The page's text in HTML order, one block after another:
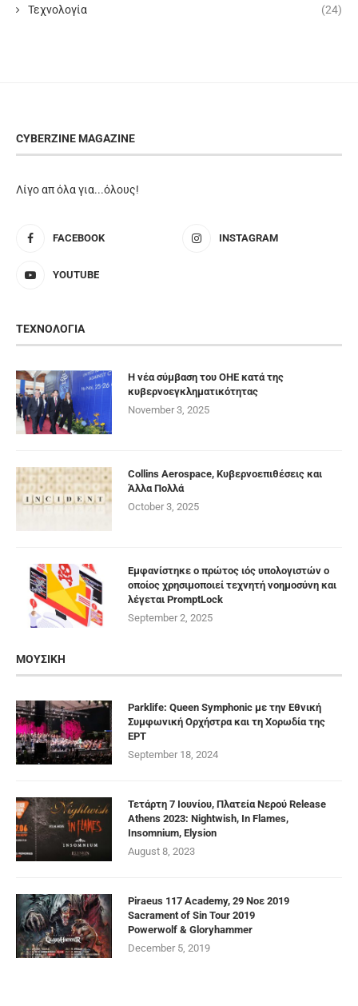
Τεχνολογία (24)
CYBERZINE MAGAZINE
Λίγο απ όλα για...όλους!
FACEBOOK INSTAGRAM
YOUTUBE
ΤΕΧΝΟΛΟΓΙΑ
Η νέα σύμβαση του ΟΗΕ κατά της
κυβερνοεγκληματικότητας
November 3, 2025
Collins Aerospace, Κυβερνοεπιθέσεις και
Άλλα Πολλά
October 3, 2025
Εμφανίστηκε ο πρώτος ιός υπολογιστών ο
οποίος χρησιμοποιεί τεχνητή νοημοσύνη και
λέγεται PromptLock
September 2, 2025
ΜΟΥΣΙΚΗ
Parklife: Queen Symphonic με την Εθνική
Συμφωνική Ορχήστρα και τη Χορωδία της
ΕΡΤ
September 18, 2024
Τετάρτη 7 Ιουνίου, Πλατεία Νερού Release
Athens 2023: Nightwish, In Flames,
Insomnium, Elysion
August 8, 2023
Piraeus 117 Academy, 29 Νοε 2019
Sacrament of Sin Tour 2019
Powerwolf & Gloryhammer
December 5, 2019